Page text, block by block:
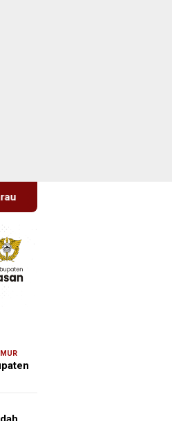
Miras Hasil Razia Divonis